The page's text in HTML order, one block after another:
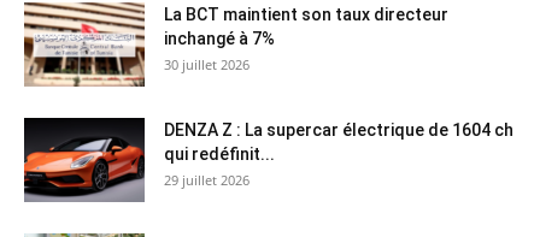
La BCT maintient son taux directeur
inchangé à 7%
30 juillet 2026
DENZA Z : La supercar électrique de 1604 ch
qui redéfinit...
29 juillet 2026